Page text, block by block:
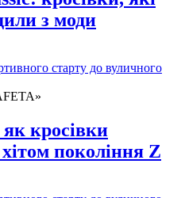
з моди
старту до вуличного
кросівки
покоління Z